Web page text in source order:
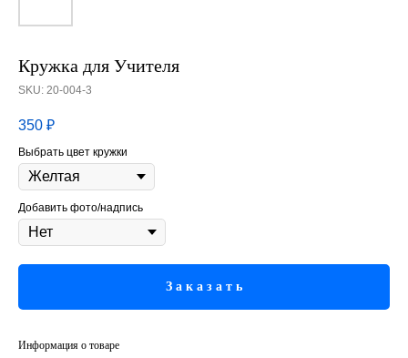
Кружка для Учителя
SKU: 20-004-3
350 ₽
Выбрать цвет кружки
Добавить фото/надпись
З а к а з а т ь
Информация о товаре